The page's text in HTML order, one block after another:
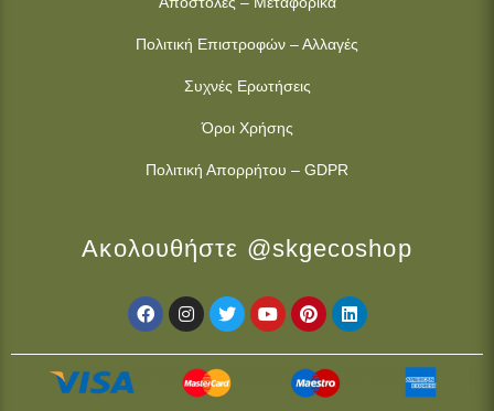
Πολιτική Επιστροφών – Αλλαγές
Συχνές Ερωτήσεις
Όροι Χρήσης
Πολιτική Απορρήτου – GDPR
Ακολουθήστε @skgecoshop